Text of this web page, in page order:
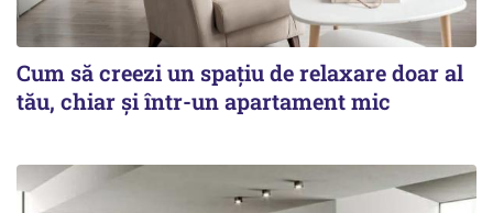
Cum să creezi un spațiu de relaxare doar al
tău, chiar și într-un apartament mic